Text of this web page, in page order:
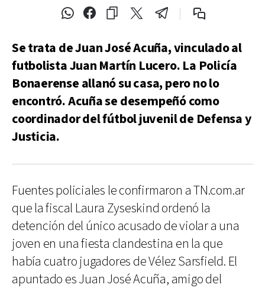
Se trata de Juan José Acuña, vinculado al
futbolista Juan Martín Lucero. La Policía
Bonaerense allanó su casa, pero no lo
encontró. Acuña se desempeñó como
coordinador del fútbol juvenil de Defensa y
Justicia.
Fuentes policiales le confirmaron a TN.com.ar
que la fiscal Laura Zyseskind ordenó la
detención del único acusado de violar a una
joven en una fiesta clandestina en la que
había cuatro jugadores de Vélez Sarsfield. El
apuntado es Juan José Acuña, amigo del